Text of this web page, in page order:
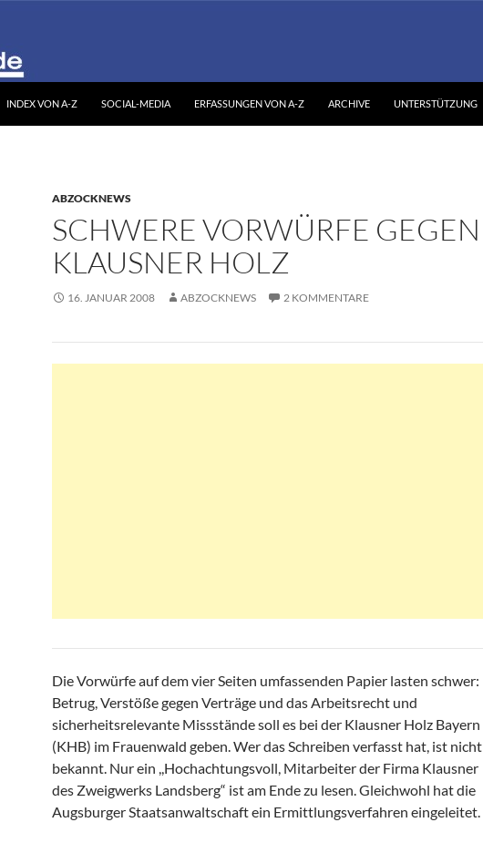
INDEX VON A-Z SOCIAL-MEDIA ERFASSUNGEN VON A-Z ARCHIVE UNTERSTÜTZUNG
ABZOCKNEWS
SCHWERE VORWÜRFE GEGEN
KLAUSNER HOLZ
16. JANUAR 2008 ABZOCKNEWS 2 KOMMENTARE
Die Vorwürfe auf dem vier Seiten umfassenden Papier lasten schwer:
Betrug, Verstöße gegen Verträge und das Arbeitsrecht und
sicherheitsrelevante Missstände soll es bei der Klausner Holz Bayern
(KHB) im Frauenwald geben. Wer das Schreiben verfasst hat, ist nicht
bekannt. Nur ein ,,Hochachtungsvoll, Mitarbeiter der Firma Klausner
des Zweigwerks Landsberg“ ist am Ende zu lesen. Gleichwohl hat die
Augsburger Staatsanwaltschaft ein Ermittlungsverfahren eingeleitet.